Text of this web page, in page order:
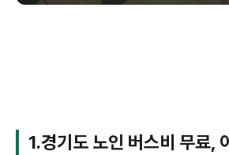
1.경기도 노인 버스비 무료,